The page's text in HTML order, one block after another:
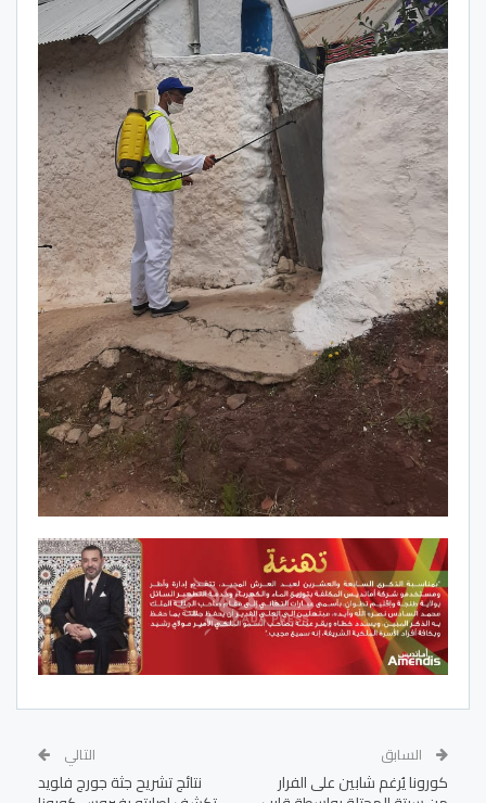
السابق
كورونا يُرغم شابين على الفرار
التالي
نتائج تشريح جثة جورج فلويد